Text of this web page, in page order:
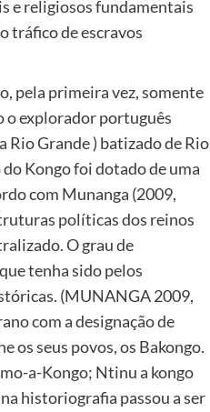
e religiosos fundamentais
tráfico de escravos
pela primeira vez, somente
o explorador português
Rio Grande ) batizado de Rio
Kongo foi dotado de uma
com Munanga (2009,
políticas dos reinos
O grau de
tenha sido pelos
(MUNANGA 2009,
com a designação de
os seus povos, os Bakongo.
a-Kongo; Ntinu a kongo
historiografia passou a ser